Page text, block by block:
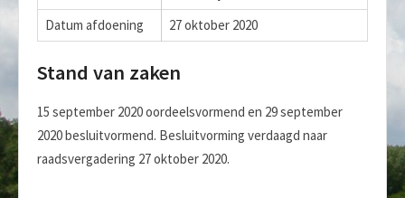
Datum afdoening
27 oktober 2020
Stand van zaken
15 september 2020 oordeelsvormend en 29 september
2020 besluitvormend. Besluitvorming verdaagd naar
raadsvergadering 27 oktober 2020.